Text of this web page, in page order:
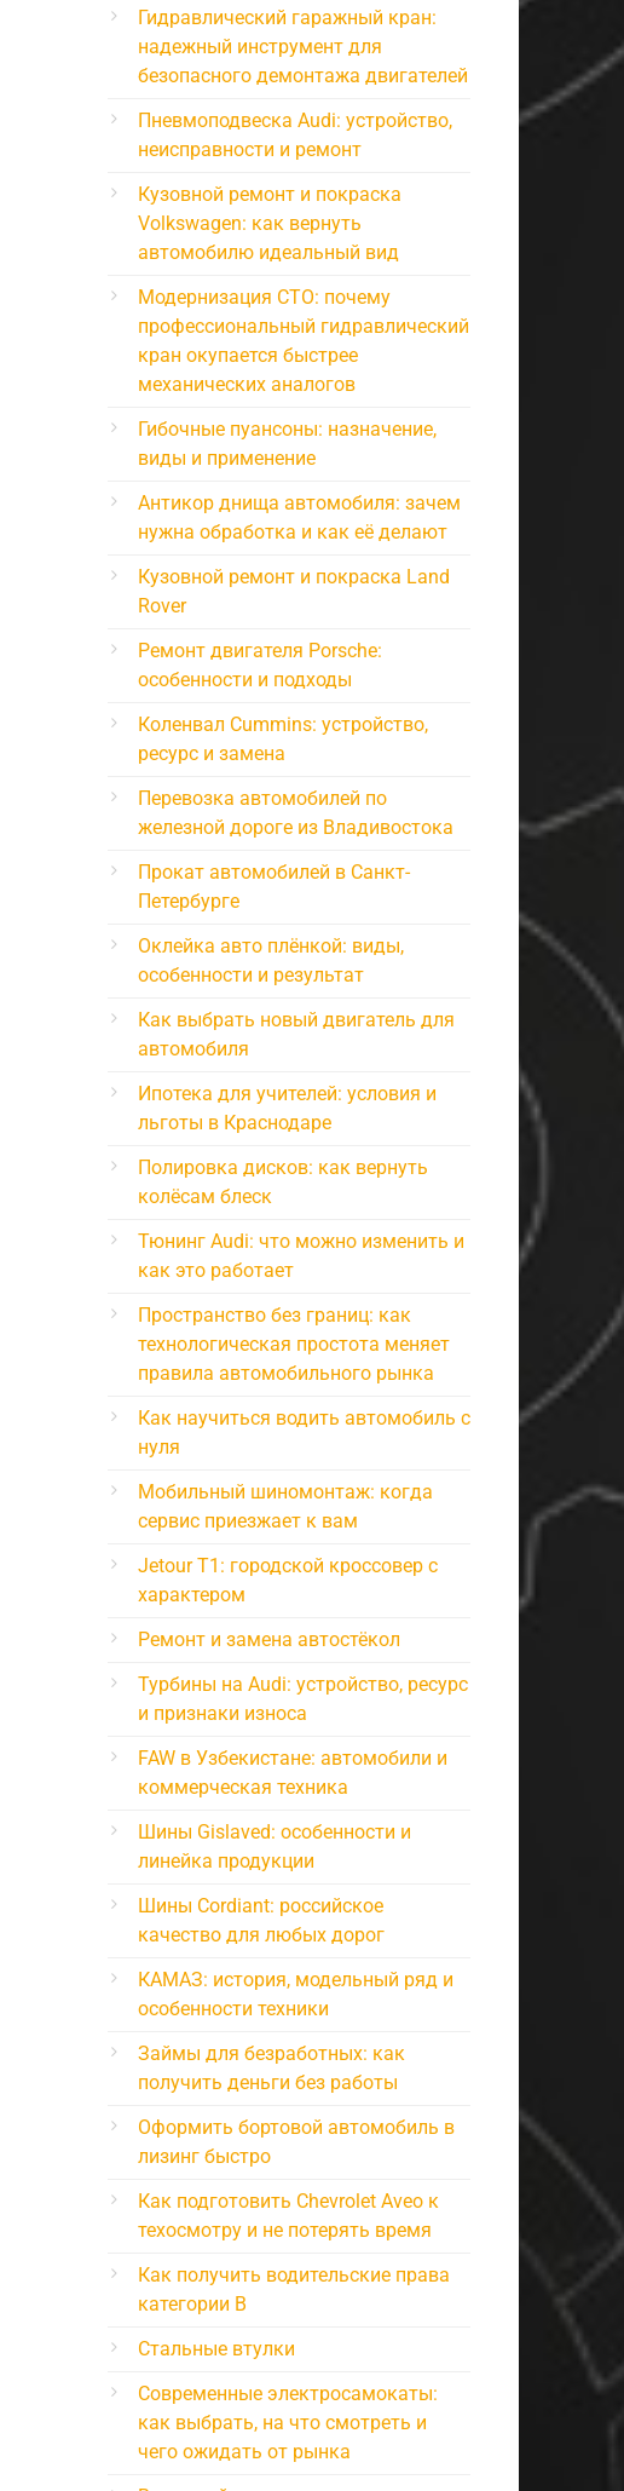
Гидравлический гаражный кран:
надежный инструмент для
безопасного демонтажа двигателей
Пневмоподвеска Audi: устройство,
неисправности и ремонт
Кузовной ремонт и покраска
Volkswagen: как вернуть
автомобилю идеальный вид
Модернизация СТО: почему
профессиональный гидравлический
кран окупается быстрее
механических аналогов
Гибочные пуансоны: назначение,
виды и применение
Антикор днища автомобиля: зачем
нужна обработка и как её делают
Кузовной ремонт и покраска Land
Rover
Ремонт двигателя Porsche:
особенности и подходы
Коленвал Cummins: устройство,
ресурс и замена
Перевозка автомобилей по
железной дороге из Владивостока
Прокат автомобилей в Санкт-
Петербурге
Оклейка авто плёнкой: виды,
особенности и результат
Как выбрать новый двигатель для
автомобиля
Ипотека для учителей: условия и
льготы в Краснодаре
Полировка дисков: как вернуть
колёсам блеск
Тюнинг Audi: что можно изменить и
как это работает
Пространство без границ: как
технологическая простота меняет
правила автомобильного рынка
Как научиться водить автомобиль с
нуля
Мобильный шиномонтаж: когда
сервис приезжает к вам
Jetour T1: городской кроссовер с
характером
Ремонт и замена автостёкол
Турбины на Audi: устройство, ресурс
и признаки износа
FAW в Узбекистане: автомобили и
коммерческая техника
Шины Gislaved: особенности и
линейка продукции
Шины Cordiant: российское
качество для любых дорог
КАМАЗ: история, модельный ряд и
особенности техники
Займы для безработных: как
получить деньги без работы
Оформить бортовой автомобиль в
лизинг быстро
Как подготовить Chevrolet Aveo к
техосмотру и не потерять время
Как получить водительские права
категории B
Стальные втулки
Современные электросамокаты:
как выбрать, на что смотреть и
чего ожидать от рынка